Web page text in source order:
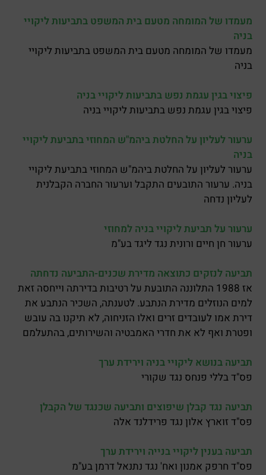
מעמדו של המומחה מטעם בית המשפט בתביעות ליקויי
בניה
מעמדו של המומחה מטעם בית המשפט בתביעות ליקויי
בניה
פיצוי בגין עגמת נפש בתביעות ליקויי בניה
פיצוי בגין עגמת נפש בתביעות ליקויי בניה
ערעור לעליון על החלטת ביהמ"ש המחוזי בתביעת ליקויי
בניה
ערעור לעליון על החלטת ביהמ"ש המחוזי בתביעת ליקויי
בניה. ערעור התובעים התקבל וערעור החברה הקבלנית
לעליון נדחה
ערעור על תביעת ליקויי בניה למחוזי
ערעור חן חיים ורונית נגד ליגד בע"מ
תביעה לנזקים כתוצאה מדירת שכנים-התביעה נדחתה
אז 1988 התלוננה התובעת על רטיבות בדירתה וייחסה זאת
למים הנוזלים מדירת הנתבע. לטענתה, השכיר הנתבע את
דירת אמו לעובדים זרים ואלו הזניחוה, לא תיקנו בה עובש
ופטרת ואף לא את חדרי האמבטיה והשירותים, בהתעלמם
תביעה בנושא ליקויי בניה וירידת ערך
פס"ד בללי פנחס נגד שקורי
תביעה נגד קבלן שיפוצים ותביעה שכנגד של הקבלן
פס"ד זוארץ אלון נגד פרידלנד אלה
תביעה בענין ליקויי בנייה וירידת ערך
פס"ד חרפק אמנון ואח' נגד נתנאל דרמן בע"מ